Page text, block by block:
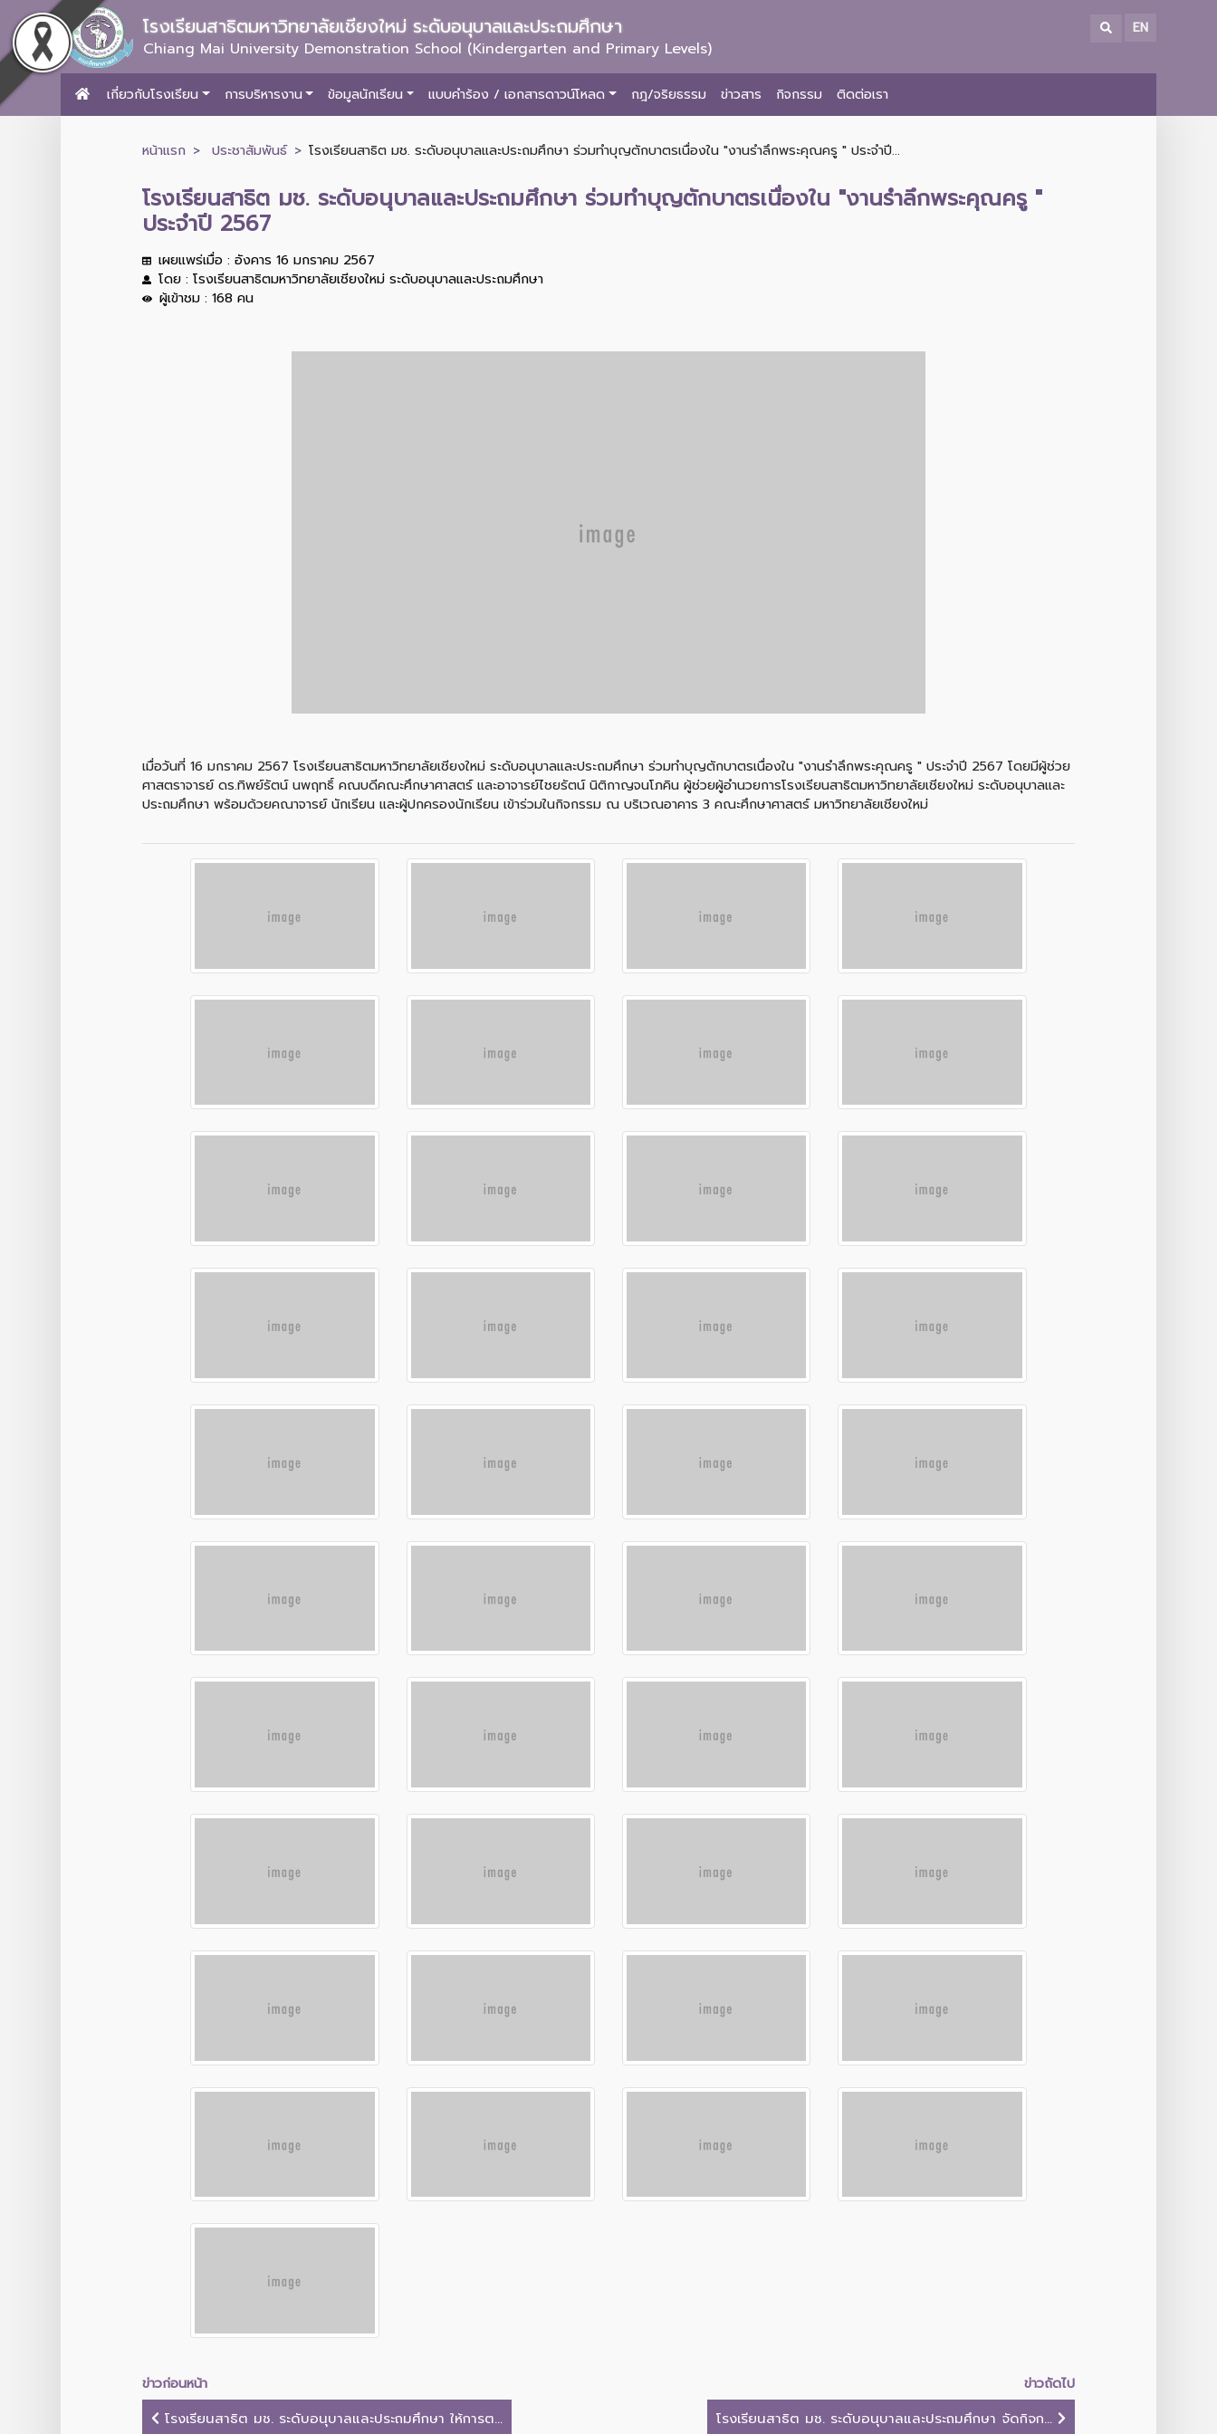
โรงเรียนสาธิตมหาวิทยาลัยเชียงใหม่ ระดับอนุบาลและประถมศึกษา
Chiang Mai University Demonstration School (Kindergarten and Primary Levels)
EN
เกี่ยวกับโรงเรียน การบริหารงาน ข้อมูลนักเรียน แบบคำร้อง / เอกสารดาวน์โหลด กฎ/จริยธรรม ข่าวสาร กิจกรรม ติดต่อเรา
หน้าแรก ประชาสัมพันธ์ โรงเรียนสาธิต มช. ระดับอนุบาลและประถมศึกษา ร่วมทำบุญตักบาตรเนื่องใน "งานรำลึกพระคุณครู " ประจำปี...
โรงเรียนสาธิต มช. ระดับอนุบาลและประถมศึกษา ร่วมทำบุญตักบาตรเนื่องใน "งานรำลึกพระคุณครู "
ประจำปี 2567
เผยแพร่เมื่อ : อังคาร 16 มกราคม 2567
โดย : โรงเรียนสาธิตมหาวิทยาลัยเชียงใหม่ ระดับอนุบาลและประถมศึกษา
ผู้เข้าชม : 168 คน
เมื่อวันที่ 16 มกราคม 2567 โรงเรียนสาธิตมหาวิทยาลัยเชียงใหม่ ระดับอนุบาลและประถมศึกษา ร่วมทำบุญตักบาตรเนื่องใน "งานรำลึกพระคุณครู " ประจำปี 2567 โดยมีผู้ช่วย
ศาสตราจารย์ ดร.ทิพย์รัตน์ นพฤทธิ์ คณบดีคณะศึกษาศาสตร์ และอาจารย์ไชยรัตน์ นิติกาญจนโภคิน ผู้ช่วยผู้อำนวยการโรงเรียนสาธิตมหาวิทยาลัยเชียงใหม่ ระดับอนุบาลและ
ประถมศึกษา พร้อมด้วยคณาจารย์ นักเรียน และผู้ปกครองนักเรียน เข้าร่วมในกิจกรรม ณ บริเวณอาคาร 3 คณะศึกษาศาสตร์ มหาวิทยาลัยเชียงใหม่
ข่าวก่อนหน้า
ข่าวถัดไป
โรงเรียนสาธิต มช. ระดับอนุบาลและประถมศึกษา ให้การต...
โรงเรียนสาธิต มช. ระดับอนุบาลและประถมศึกษา จัดกิจก...